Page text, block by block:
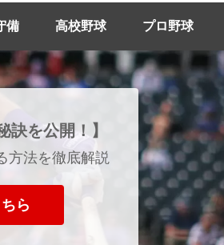
備 高校野球 プロ野球
訣を公開！】
方法を徹底解説
ら